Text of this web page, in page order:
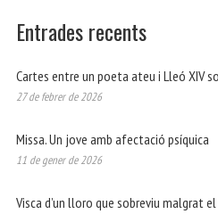
Entrades recents
Cartes entre un poeta ateu i Lleó XIV
27 de febrer de 2026
Missa. Un jove amb afectació psíquica
11 de gener de 2026
Visca d’un lloro que sobreviu malgrat